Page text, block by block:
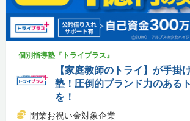
個別指導塾『トライプラス』
【家庭教師のトライ】が手掛
塾！圧倒的ブランド力のある
を！
開業お祝い金対象企業